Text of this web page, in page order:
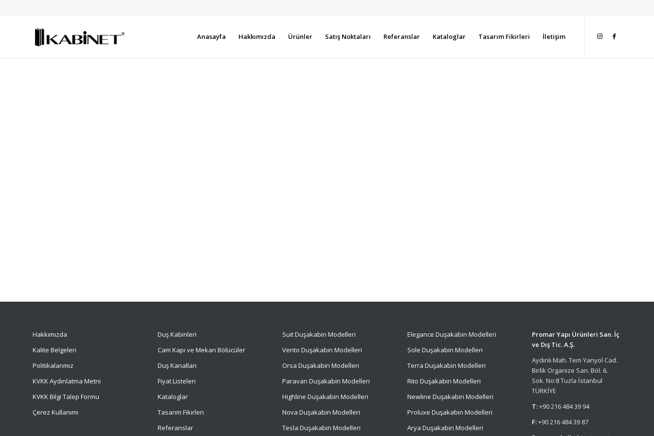
Anasayfa Hakkımızda Ürünler Satış Noktaları Referanslar Kataloglar Tasarım Fikirleri İletişim
Hakkımızda
Kalite Belgeleri
Politikalarımız
KVKK Aydınlatma Metni
KVKK Bilgi Talep Formu
Çerez Kullanımı
Duş Kabinleri
Cam Kapı ve Mekan Bölücüler
Duş Kanalları
Fiyat Listeleri
Kataloglar
Tasarım Fikirleri
Referanslar
SuitDuşakabin Modelleri
Vento Duşakabin Modelleri
Orsa Duşakabin Modelleri
Paravan Duşakabin Modelleri
Highline Duşakabin Modelleri
Nova Duşakabin Modelleri
Tesla Duşakabin Modelleri
Elegance Duşakabin Modelleri
Sole Duşakabin Modelleri
Terra Duşakabin Modelleri
Rito Duşakabin Modelleri
Newline Duşakabin Modelleri
Proluxe Duşakabin Modelleri
Arya Duşakabin Modelleri
Promar Yapı Ürünleri San. İç
ve Dış Tic. A.Ş.
Aydınlı Mah. Tem Yanyol Cad.
Birlik Organize San. Böl. 6.
Sok. No:8 Tuzla İstanbul
TÜRKİYE
T:+90 216 484 39 94
F:+90 216 484 39 87